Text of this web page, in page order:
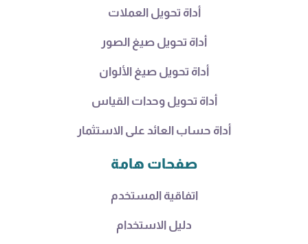
أداة تحويل العملات
أداة تحويل صيغ الصور
أداة تحويل صيغ الألوان
أداة تحويل وحدات القياس
أداة حساب العائد على الاستثمار
صفحات هامة
اتفاقية المستخدم
دليل الاستخدام